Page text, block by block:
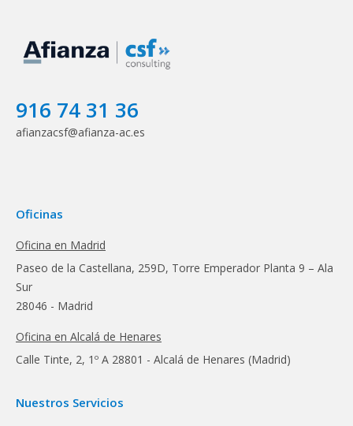
916 74 31 36
afianzacsf@afianza-ac.es
Oficinas
Oficina en Madrid
Paseo de la Castellana, 259D, Torre Emperador Planta 9 – Ala
Sur
28046 - Madrid
Oficina en Alcalá de Henares
Calle Tinte, 2, 1º A 28801 - Alcalá de Henares (Madrid)
Nuestros Servicios